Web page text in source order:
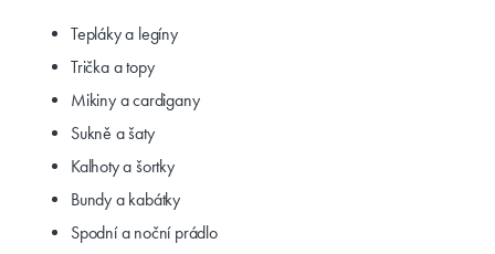
Tepláky a legíny
Trička a topy
Mikiny a cardigany
Sukně a šaty
Kalhoty a šortky
Bundy a kabátky
Spodní a noční prádlo